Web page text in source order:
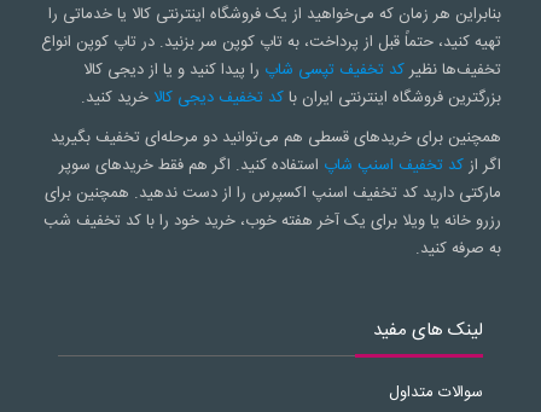
بنابراین هر زمان که می‌خواهید از یک فروشگاه اینترنتی کالا یا خدماتی را
تهیه کنید، حتماً قبل از پرداخت، به تاپ کوپن سر بزنید. در تاپ کوپن انواع
تخفیف‌ها نظیرکد تخفیف تپسی شاپ را پیدا کنید و یا از دیجی کالا
بزرگترین فروشگاه اینترنتی ایران باکد تخفیف دیجی کالا خرید کنید.
همچنین برای خریدهای قسطی هم می‌توانید دو مرحله‌ای تخفیف بگیرید
اگر ازکد تخفیف اسنپ شاپ استفاده کنید. اگر هم فقط خریدهای سوپر
مارکتی دارید کد تخفیف اسنپ اکسپرس را از دست ندهید. همچنین برای
رزرو خانه یا ویلا برای یک آخر هفته خوب، خرید خود را با کد تخفیف شب
به صرفه کنید.
لینک های مفید
سوالات متداول